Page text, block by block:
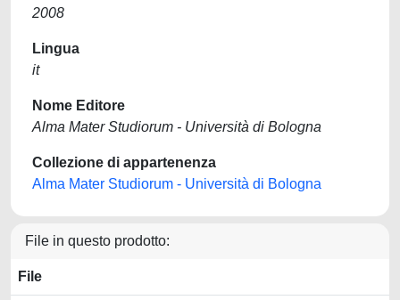
2008
Lingua
it
Nome Editore
Alma Mater Studiorum - Università di Bologna
Collezione di appartenenza
Alma Mater Studiorum - Università di Bologna
File in questo prodotto:
File